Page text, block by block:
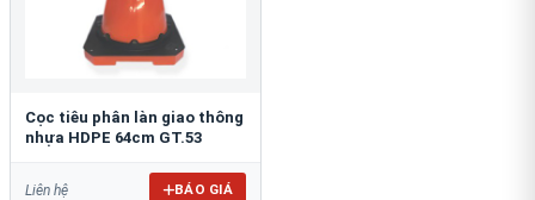
Cọc tiêu phân làn giao thông
nhựa HDPE 64cm GT.53
Liên hệ BÁO GIÁ